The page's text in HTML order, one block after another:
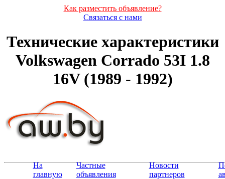
Как разместить объявление?
Связаться с нами
Технические характеристики
Volkswagen Corrado 53I 1.8
16V (1989 - 1992)
На
главную
Частные
объявления
Новости
партнеров